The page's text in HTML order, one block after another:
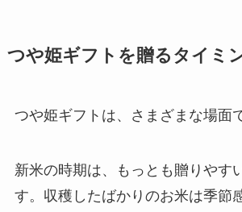
つや姫ギフトを贈るタイミ
つや姫ギフトは、さまざまな場面
新米の時期は、もっとも贈りやす
す。収穫したばかりのお米は季節